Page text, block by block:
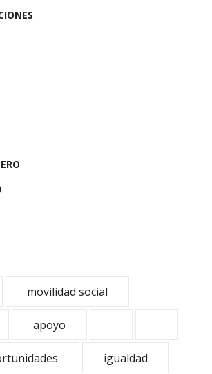
movilidad social
apoyo
igualdad